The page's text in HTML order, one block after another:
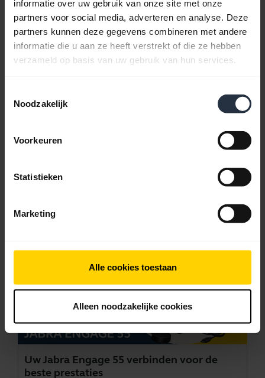
informatie over uw gebruik van onze site met onze
partners voor social media, adverteren en analyse. Deze
partners kunnen deze gegevens combineren met andere
informatie die u aan ze heeft verstrekt of die ze hebben
verzameld op basis van uw gebruik van hun services.
Noodzakelijk
Voorkeuren
Statistieken
Marketing
Alle cookies toestaan
Alleen noodzakelijke cookies
Gebruikershandleiding
Nederlands expand_more
Ga naar alle documenten voor het product
Uw Jabra Engage 55 verbinden voor de
beste prestaties